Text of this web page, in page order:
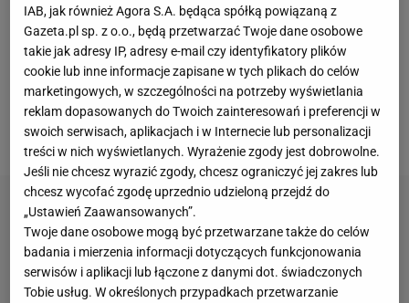
przez dokładne dwa strzały głową Mahira Emrelego.
Na pocieszenie pozostałaLiga Konferencji Europy
ale z pewnością nie na to liczyli "Zszyci" [przydomek
Slavii], którzy jeszcze kilka tygodni temu marzyli o
Lidze Mistrzów" - czytamy w dzienniku "Blesk".
IAB, jak również Agora S.A. będąca spółką powiązaną z
Gazeta.pl sp. z o.o., będą przetwarzać Twoje dane osobowe
takie jak adresy IP, adresy e-mail czy identyfikatory plików
cookie lub inne informacje zapisane w tych plikach do celów
marketingowych, w szczególności na potrzeby wyświetlania
reklam dopasowanych do Twoich zainteresowań i preferencji w
swoich serwisach, aplikacjach i w Internecie lub personalizacji
treści w nich wyświetlanych. Wyrażenie zgody jest dobrowolne.
Jeśli nie chcesz wyrazić zgody, chcesz ograniczyć jej zakres lub
chcesz wycofać zgodę uprzednio udzieloną przejdź do
„Ustawień Zaawansowanych”.
Twoje dane osobowe mogą być przetwarzane także do celów
badania i mierzenia informacji dotyczących funkcjonowania
serwisów i aplikacji lub łączone z danymi dot. świadczonych
Tobie usług. W określonych przypadkach przetwarzanie